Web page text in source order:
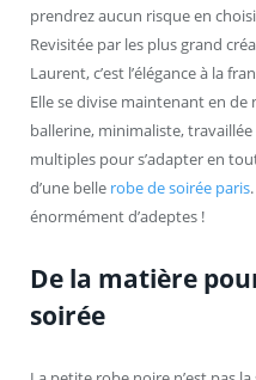
prendrez aucun risque en
Revisitée par les plus grand
Laurent, c’est l’élégance à la
Elle se divise maintenant en
ballerine, minimaliste,
multiples pour s’adapter en
d’une belle robe de soirée paris
énormément d’adeptes !
De la matière
soirée